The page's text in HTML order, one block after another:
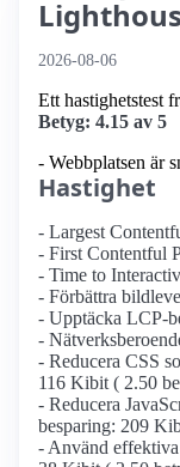
2026-08-06
Ett hastighetstest
Betyg: 4.15 av 5
- Webbplatsen är
Hastighet
- Largest
- First Contentful
- Time to
- Förbättra
- Upptäcka LCP-
-
- Reducera CSS
116 Kibit ( 2.50
- Reducera
besparing: 209
- Använd